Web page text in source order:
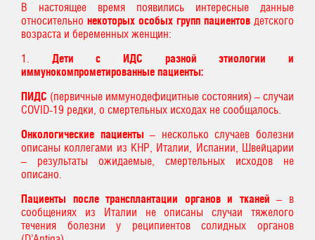
В настоящее время появились интересные данные
относительно некоторых особых групп пациентов детского
возраста и беременных женщин:
1. Дети с ИДС разной этиологии и
иммунокомпрометированные пациенты:
ПИДС (первичные иммунодефицитные состояния) – случаи
COVID-19 редки, о смертельных исходах не сообщалось.
Онкологические пациенты– несколько случаев болезни
описаны коллегами из КНР, Италии, Испании, Швейцарии
– результаты ожидаемые, смертельных исходов не
описано.
Пациенты после трансплантации органов и тканей – в
сообщениях из Италии не описаны случаи тяжелого
течения болезни у реципиентов солидных органов